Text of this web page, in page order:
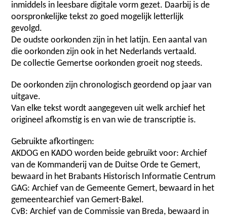
inmiddels in leesbare digitale vorm gezet. Daarbij is de
oorspronkelijke tekst zo goed mogelijk letterlijk
gevolgd.
De oudste oorkonden zijn in het latijn. Een aantal van
die oorkonden zijn ook in het Nederlands vertaald.
De collectie Gemertse oorkonden groeit nog steeds.
De oorkonden zijn chronologisch geordend op jaar van
uitgave.
Van elke tekst wordt aangegeven uit welk archief het
origineel afkomstig is en van wie de transcriptie is.
Gebruikte afkortingen:
AKDOG en KADO worden beide gebruikt voor: Archief
van de Kommanderij van de Duitse Orde te Gemert,
bewaard in het Brabants Historisch Informatie Centrum
GAG: Archief van de Gemeente Gemert, bewaard in het
gemeentearchief van Gemert-Bakel.
CvB: Archief van de Commissie van Breda, bewaard in